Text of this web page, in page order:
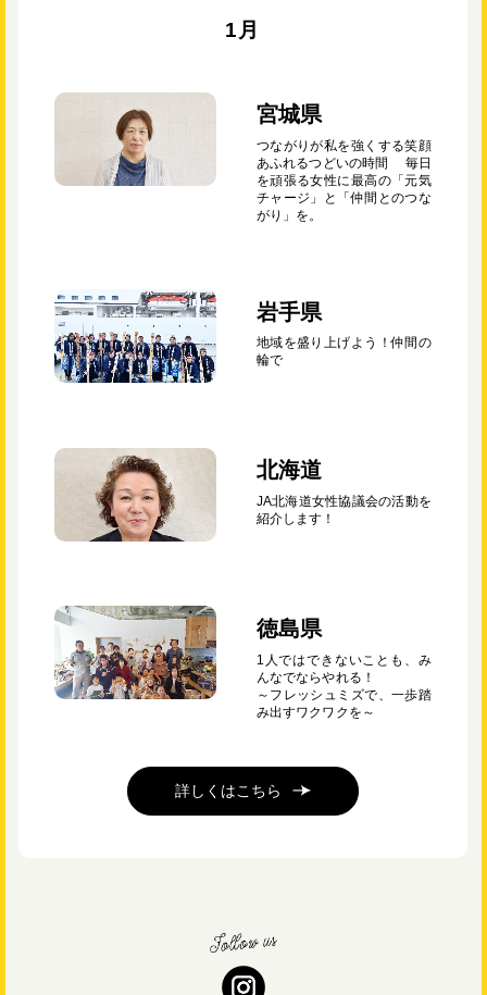
1月
宮城県
つながりが私を強くする笑顔
あふれるつどいの時間 毎日
を頑張る女性に最高の「元気
チャージ」と「仲間とのつな
がり」を。
岩手県
地域を盛り上げよう！仲間の
輪で
北海道
JA北海道女性協議会の活動を
紹介します！
徳島県
1人ではできないことも、み
んなでならやれる！
～フレッシュミズで、一歩踏
み出すワクワクを～
詳しくはこちら